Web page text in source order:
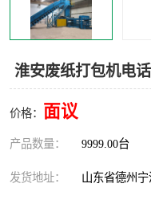
淮安废纸打包机电
价格： 面议
产品数量： 9999.00台
发货地址： 山东省德州